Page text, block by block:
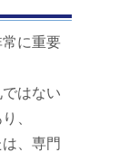
に重要
はない
、
、専門